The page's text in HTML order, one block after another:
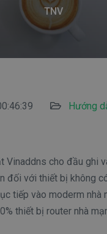
TNV
Hướng
Vinaddns cho đầu ghi
đối với thiết bị không
tiếp vào moderm nhà
thiết bị router nhà